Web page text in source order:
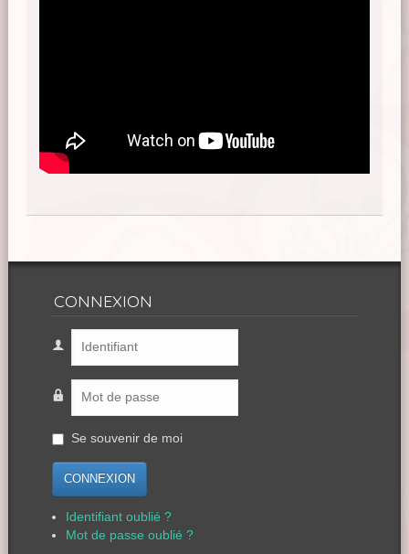
CONNEXION
Se souvenir de moi
CONNEXION
Identifiant oublié ?
Mot de passe oublié ?